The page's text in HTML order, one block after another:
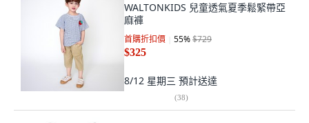
WALTONKIDS 兒童透氣夏季鬆緊帶亞
麻褲
首購折扣價 55%$729
$325
8/12 星期三 預計送達
(38)